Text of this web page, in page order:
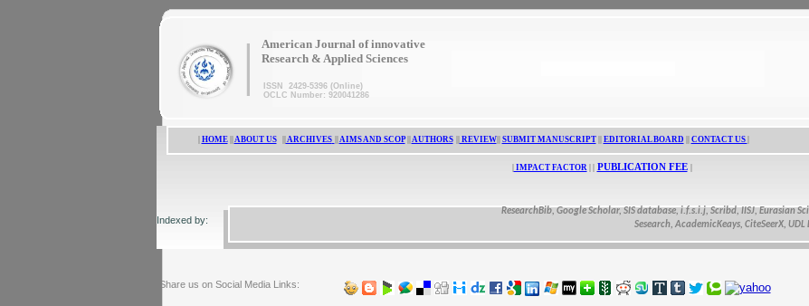
Share us on Social Media Links:
ResearchBib, Google Scholar, SIS database, i.f.s.i.j, Scribd, IISJ, Eurasian
Sesearch, AcademicKeays, CiteSeerX, UDL
Indexed by:
HOME|| ABOUT US ARCHIVES AIMS AND SCOP|| AUTHORS REVIEW|| SUBMIT MANUSCRIPT|| EDITORIAL BOARD CONTACT US
IMPACT FACTOR| | PUBLICATION FEE
American Journal of innovative
Research & Applied Sciences
ISSN 2429-5396 (Online)
OCLC Number: 920041286
|